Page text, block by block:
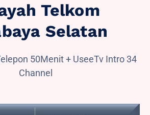
Telkom
Selatan
50Menit + UseeTv Intro 34
Channel